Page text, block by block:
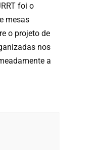
foi o
mesas
o projeto de
nos
a